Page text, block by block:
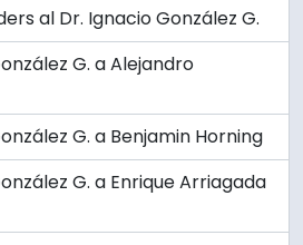
al Dr. Ignacio González G.
G. a Alejandro
G. a Benjamin Horning
G. a Enrique Arriagada